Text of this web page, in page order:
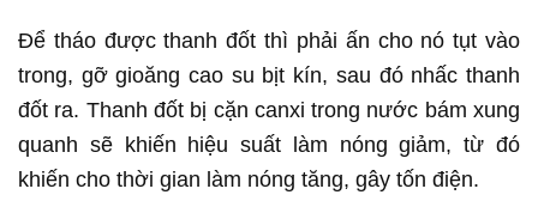
Để tháo được thanh đốt thì phải ấn cho nó tụt vào
trong, gỡ gioăng cao su bịt kín, sau đó nhấc thanh
đốt ra. Thanh đốt bị cặn canxi trong nước bám xung
quanh sẽ khiến hiệu suất làm nóng giảm, từ đó
khiến cho thời gian làm nóng tăng, gây tốn điện.